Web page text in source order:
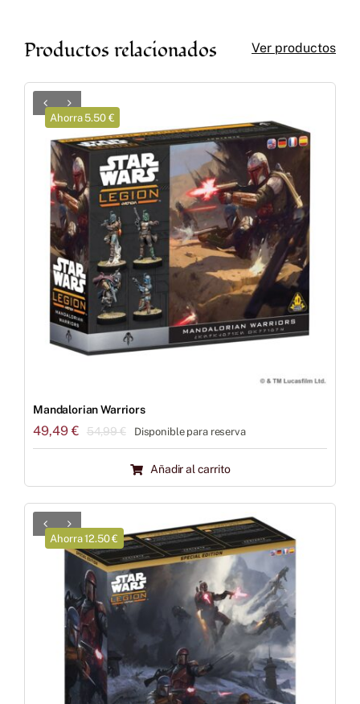
Productos relacionados Ver productos
Ahorra 5.50 €
Mandalorian Warriors
54,99€El
original
era:
49,49€
El
actual
es:
Disponible para reserva
Añadir al carrito
Ahorra 12.50 €